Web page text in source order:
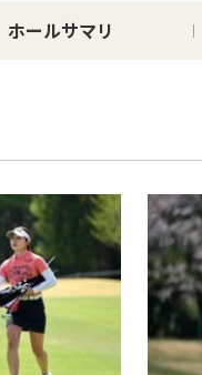
ホールサマリ